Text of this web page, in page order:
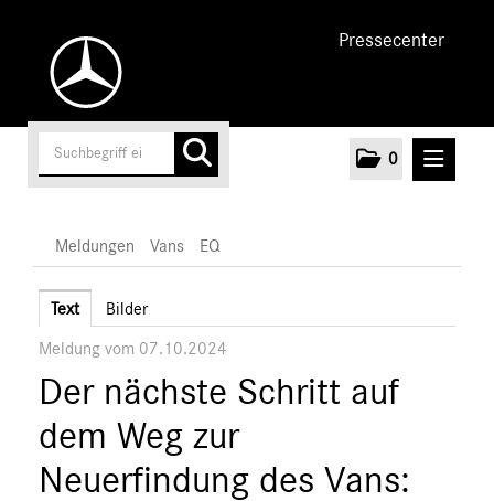
Pressecenter
0
Unternehmen
Cars
Vans
EQ
Marken & Produkte
Meldungen Vans EQ
Text Bilder
Meldung vom 07.10.2024
Der nächste Schritt auf
dem Weg zur
Neuerfindung des Vans: